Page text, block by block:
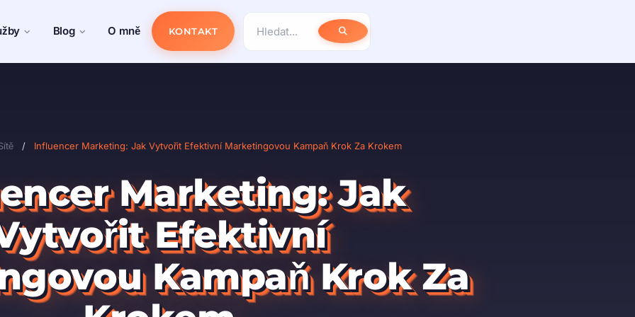
Blog O mně KONTAKT
/ Influencer Marketing: Jak Vytvořit Efektivní Marketingovou Kampaň Krok Za Krokem
Marketing: Jak
Efektivní
Kampaň Krok Za